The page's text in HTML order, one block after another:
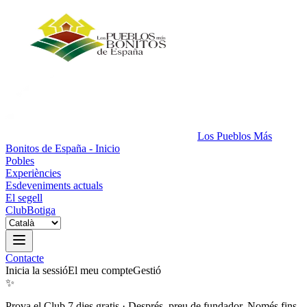
Los Pueblos Más
Bonitos de España - Inicio
Pobles
Experiències
Esdeveniments actuals
El segell
ClubBotiga
Contacte
Inicia la sessióEl meu compteGestió
✨